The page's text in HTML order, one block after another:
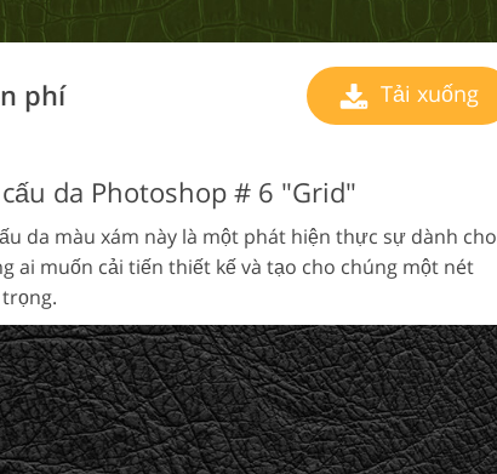
phí Tải xuống
da Photoshop # 6 "Grid"
da màu xám này là một phát hiện thực sự dành cho
ai muốn cải tiến thiết kế và tạo cho chúng một nét